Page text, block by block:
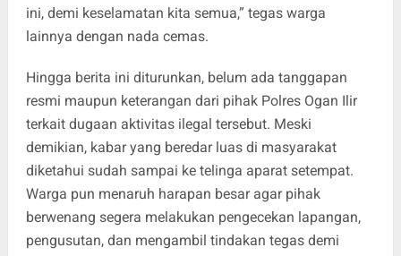
ini, demi keselamatan kita semua,” tegas warga
lainnya dengan nada cemas.
Hingga berita ini diturunkan, belum ada tanggapan
resmi maupun keterangan dari pihak Polres Ogan Ilir
terkait dugaan aktivitas ilegal tersebut. Meski
demikian, kabar yang beredar luas di masyarakat
diketahui sudah sampai ke telinga aparat setempat.
Warga pun menaruh harapan besar agar pihak
berwenang segera melakukan pengecekan lapangan,
pengusutan, dan mengambil tindakan tegas demi